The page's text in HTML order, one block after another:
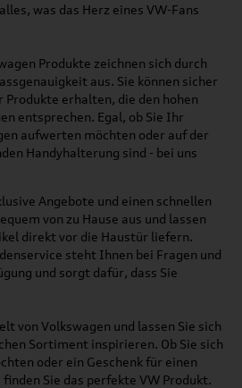
was das Herz eines VW-Fans
Produkte zeichnen sich durch
aus. Sie können sicher
Produkte erhalten, die den hohen
entsprechen. Egal, ob Sie Ihr
aufwerten möchten oder auf der
Handyhalterung sind - bei uns
Angebote und einen schnellen
von zu Hause aus und lassen
direkt vor die Haustür liefern.
steht Ihnen bei Fragen und
und sorgt dafür, dass Sie
von Volkswagen und lassen Sie sich
Sortiment inspirieren. Ob Sie sich
oder ein Geschenk für einen
finden Sie das perfekte VW Produkt.